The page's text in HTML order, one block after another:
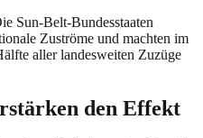
Sun-Belt-Bundesstaaten
Zuströme und machten im
aller landesweiten Zuzüge
den Effekt